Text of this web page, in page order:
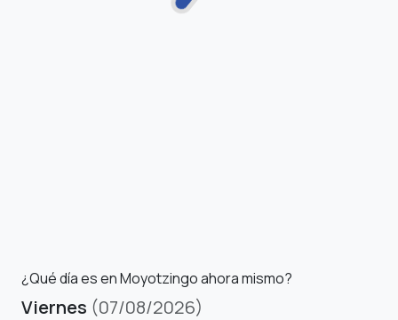
¿Qué día es en Moyotzingo ahora mismo?
Viernes (07/08/2026)